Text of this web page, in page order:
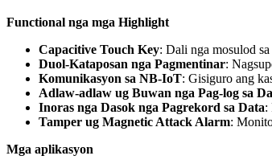
Functional nga mga Highlight
Capacitive Touch Key: Dali nga mosulod
Duol-Kataposan nga Pagmentinar:
Komunikasyon sa NB-IoT: Gisiguro ang
Adlaw-adlaw ug Buwan nga Pag-log sa
Inoras nga Dasok nga Pagrekord sa Data:
Tamper ug Magnetic Attack Alarm:
Mga aplikasyon